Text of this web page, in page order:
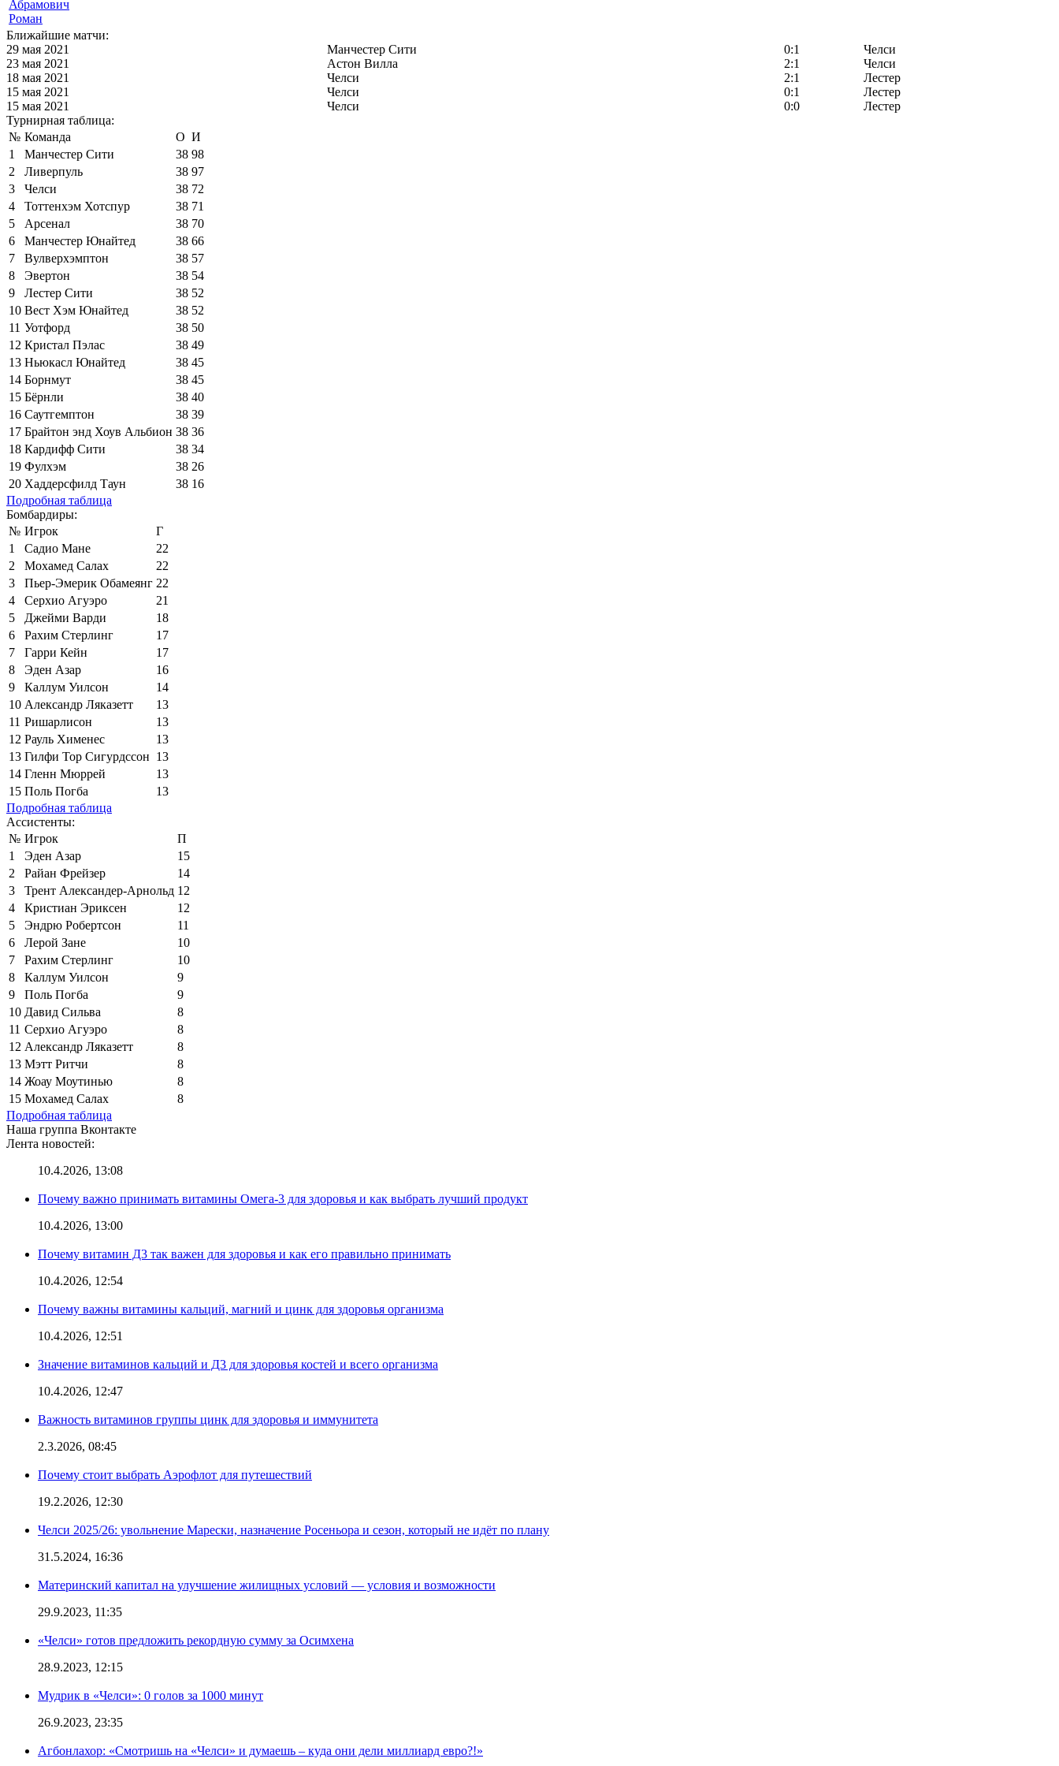
Абрамович
Роман
Ближайшие матчи:
29 мая 2021
Манчестер Сити 0:1
Челси
23 мая 2021
Астон Вилла 2:1
Челси
18 мая 2021
Челси 2:1
Лестер
15 мая 2021
Челси 0:1
Лестер
15 мая 2021
Челси 0:0
Лестер
Турнирная таблица:
№ Команда О И
1
Манчестер Сити 38 98
2
Ливерпуль 38 97
3
Челси 38 72
4
Тоттенхэм Хотспур 38 71
5
Арсенал 38 70
6
Манчестер Юнайтед 38 66
7
Вулверхэмптон 38 57
8
Эвертон 38 54
9
Лестер Сити 38 52
10 Вест Хэм Юнайтед 38 52
11 Уотфорд 38 50
12 Кристал Пэлас 38 49
13 Ньюкасл Юнайтед 38 45
14 Борнмут 38 45
15 Бёрнли 38 40
16 Саутгемптон 38 39
17 Брайтон энд Хоув Альбион 38 36
18 Кардифф Сити 38 34
19 Фулхэм 38 26
20 Хаддерсфилд Таун 38 16
Подробная таблица
Бомбардиры:
№ Игрок
Г
1
Садио Мане
22
2
Мохамед Салах
22
3
Пьер-Эмерик Обамеянг 22
4
Серхио Агуэро
21
5
Джейми Варди
18
6
Рахим Стерлинг
17
7
Гарри Кейн
17
8
Эден Азар
16
9
Каллум Уилсон
14
10 Александр Ляказетт
13
11 Ришарлисон
13
12 Рауль Хименес
13
13 Гилфи Тор Сигурдссон 13
14 Гленн Мюррей
13
15 Поль Погба
13
Подробная таблица
Ассистенты:
№ Игрок
П
1
Эден Азар
15
2
Райан Фрейзер
14
3
Трент Александер-Арнольд 12
4
Кристиан Эриксен
12
5
Эндрю Робертсон
11
6
Лерой Зане
10
7
Рахим Стерлинг
10
8
Каллум Уилсон
9
9
Поль Погба
9
10 Давид Сильва
8
11 Серхио Агуэро
8
12 Александр Ляказетт
8
13 Мэтт Ритчи
8
14 Жоау Моутинью
8
15 Мохамед Салах
8
Подробная таблица
Наша группа Вконтакте
Лента новостей:
10.4.2026, 13:08
Почему важно принимать витамины Омега-3 для здоровья и как выбрать лучший продукт
10.4.2026, 13:00
Почему витамин Д3 так важен для здоровья и как его правильно принимать
10.4.2026, 12:54
Почему важны витамины кальций, магний и цинк для здоровья организма
10.4.2026, 12:51
Значение витаминов кальций и Д3 для здоровья костей и всего организма
10.4.2026, 12:47
Важность витаминов группы цинк для здоровья и иммунитета
2.3.2026, 08:45
Почему стоит выбрать Аэрофлот для путешествий
19.2.2026, 12:30
Челси 2025/26: увольнение Марески, назначение Росеньора и сезон, который не идёт по плану
31.5.2024, 16:36
Материнский капитал на улучшение жилищных условий — условия и возможности
29.9.2023, 11:35
«Челси» готов предложить рекордную сумму за Осимхена
28.9.2023, 12:15
Мудрик в «Челси»: 0 голов за 1000 минут
26.9.2023, 23:35
Агбонлахор: «Смотришь на «Челси» и думаешь – куда они дели миллиард евро?!»